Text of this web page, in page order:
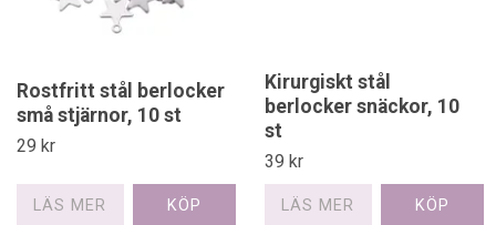
Rostfritt stål berlocker
små stjärnor, 10 st
29 kr
LÄS MER
Kirurgiskt stål
berlocker snäckor, 10
st
39 kr
LÄS MER